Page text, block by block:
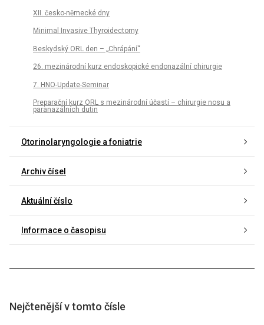
XII. česko-německé dny
Minimal Invasive Thyroidectomy
Beskydský ORL den – „Chrápání“
26. mezinárodní kurz endoskopické endonazální chirurgie
7. HNO-Update-Seminar
Preparační kurz ORL s mezinárodní účastí – chirurgie nosu a
paranazálních dutin
Otorinolaryngologie a foniatrie
Archiv čísel
Aktuální číslo
Informace o časopisu
Nejčtenější v tomto čísle